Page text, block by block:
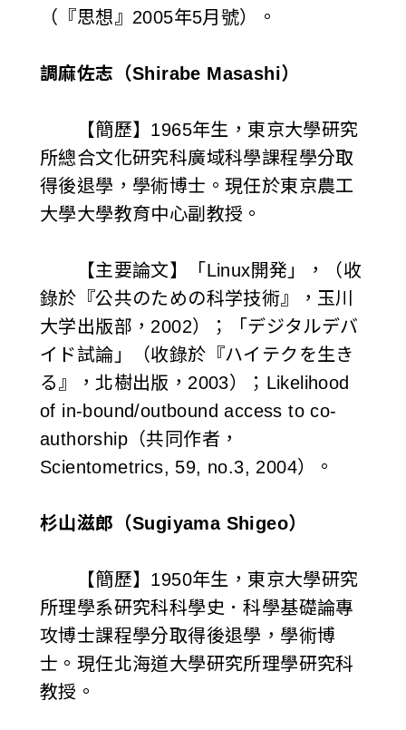
（『思想』2005年5月號）。
調麻佐志（Shirabe Masashi）
【簡歷】1965年生，東京大學研究
所總合文化研究科廣域科學課程學分取
得後退學，學術博士。現任於東京農工
大學大學教育中心副教授。
【主要論文】「Linux開発」，（收
錄於『公共のための科学技術』，玉川
大学出版部，2002）；「デジタルデバ
イド試論」（收錄於『ハイテクを生き
る』，北樹出版，2003）；Likelihood
of in-bound/outbound access to co-
authorship（共同作者，
Scientometrics, 59, no.3, 2004）。
杉山滋郎（Sugiyama Shigeo）
【簡歷】1950年生，東京大學研究
所理學系研究科科學史．科學基礎論專
攻博士課程學分取得後退學，學術博
士。現任北海道大學研究所理學研究科
教授。